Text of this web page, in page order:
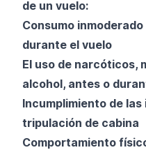
de un vuelo:
Consumo
durante el vuelo
El uso de narcóticos,
alcohol, antes o
Incumplimiento de
tripulación de cabina
Comportamiento